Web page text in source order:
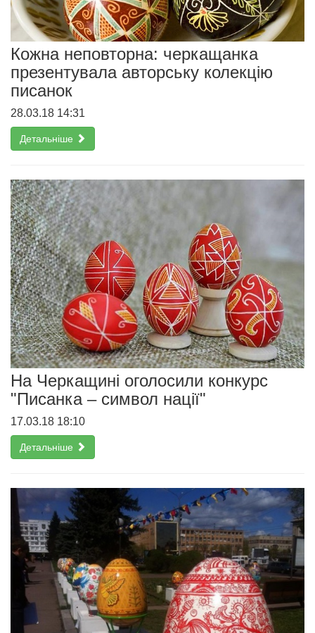
Кожна неповторна: черкащанка
презентувала авторську колекцію
писанок
28.03.18 14:31
Детальніше
На Черкащині оголосили конкурс
"Писанка – символ нації"
17.03.18 18:10
Детальніше